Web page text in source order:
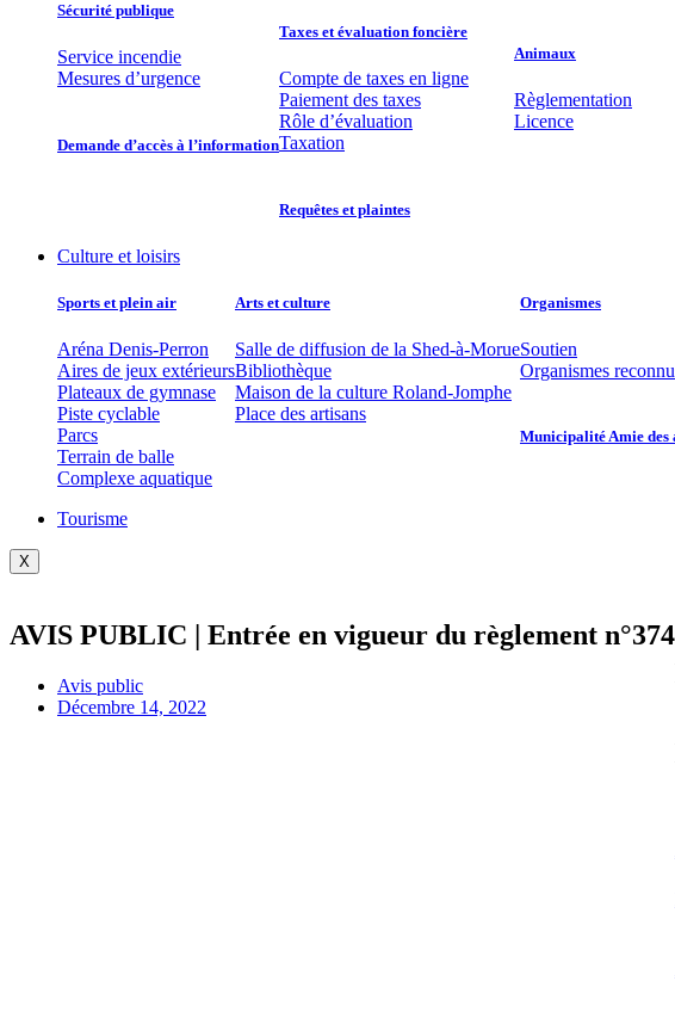
Sécurité publique
Service incendie
Mesures d’urgence
Demande d’accès à l’information
Taxes et évaluation foncière
Compte de taxes en ligne
Paiement des taxes
Rôle d’évaluation
Taxation
Requêtes et plaintes
Animaux
Règlementation
Licence
Culture et loisirs
Sports et plein air
Aréna Denis-Perron
Aires de jeux extérieurs
Plateaux de gymnase
Piste cyclable
Parcs
Terrain de balle
Complexe aquatique
Arts et culture
Salle de diffusion de la Shed-à-Morue
Bibliothèque
Maison de la culture Roland-Jomphe
Place des artisans
Organismes
Soutien
Organismes
Municipalité Amie des
Tourisme
X
AVIS PUBLIC | Entrée en vigueur du règlement n°374
Avis public
Décembre 14, 2022